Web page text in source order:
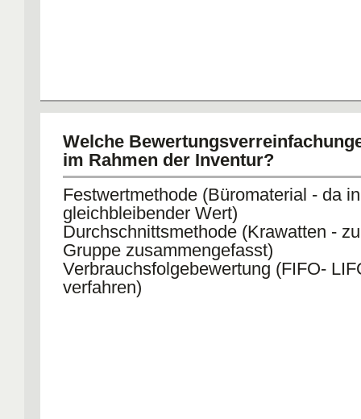
Welche
im Rahmen der Inventur?
Festwertmethode (Büromaterial - da
gleichbleibender Wert)
Durchschnittsmethode (Krawatten -
Gruppe zusammengefasst)
Verbrauchsfolgebewertung (FIFO-
verfahren)